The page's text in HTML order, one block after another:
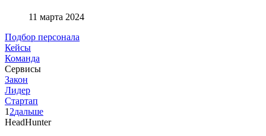
11 марта 2024
Подбор персонала
Кейсы
Команда
Сервисы
Закон
Лидер
Стартап
1 2дальше
HeadHunter